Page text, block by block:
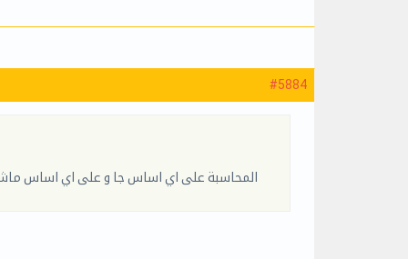
#5884
المحاسبة على اي اساس جا و على اي اساس